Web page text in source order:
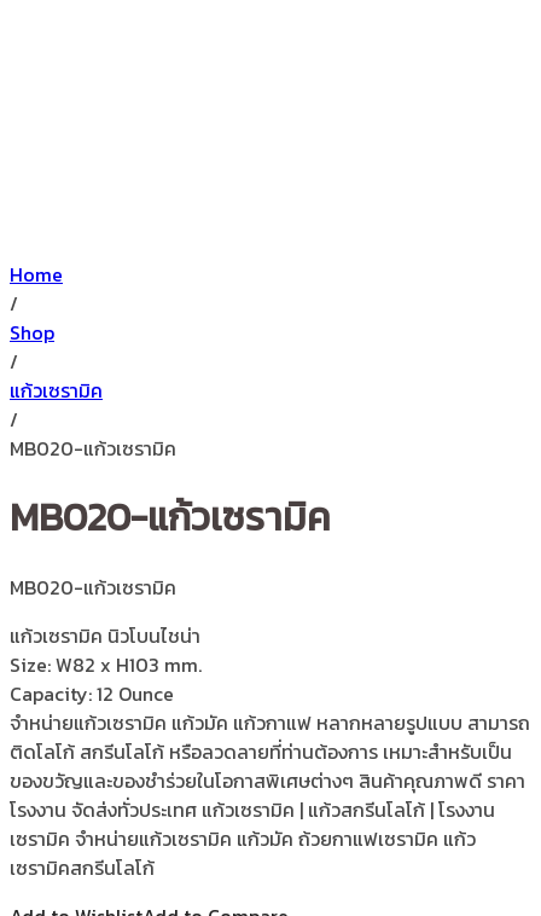
Home
/
Shop
/
แก้วเซรามิค
/
MB020-แก้วเซรามิค
MB020-แก้วเซรามิค
MB020-แก้วเซรามิค
แก้วเซรามิค นิวโบนไชน่า
Size: W82 x H103 mm.
Capacity: 12 Ounce
จำหน่ายแก้วเซรามิค แก้วมัค แก้วกาแฟ หลากหลายรูปแบบ สามารถ
ติดโลโก้ สกรีนโลโก้ หรือลวดลายที่ท่านต้องการ เหมาะสำหรับเป็น
ของขวัญและของชำร่วยในโอกาสพิเศษต่างๆ สินค้าคุณภาพดี ราคา
โรงงาน จัดส่งทั่วประเทศ แก้วเซรามิค | แก้วสกรีนโลโก้ | โรงงาน
เซรามิค จำหน่ายแก้วเซรามิค แก้วมัค ถ้วยกาแฟเซรามิค แก้ว
เซรามิคสกรีนโลโก้